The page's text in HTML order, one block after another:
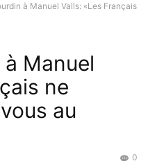
à Manuel Valls: «Les Français
Manuel
ne
au
0